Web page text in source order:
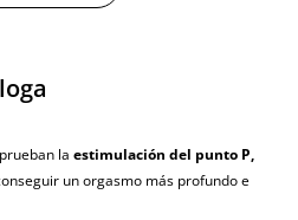
USB
la estimulación del punto P,
un orgasmo más profundo e